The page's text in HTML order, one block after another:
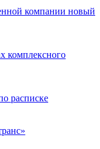
компании новый
комплексного
расписке